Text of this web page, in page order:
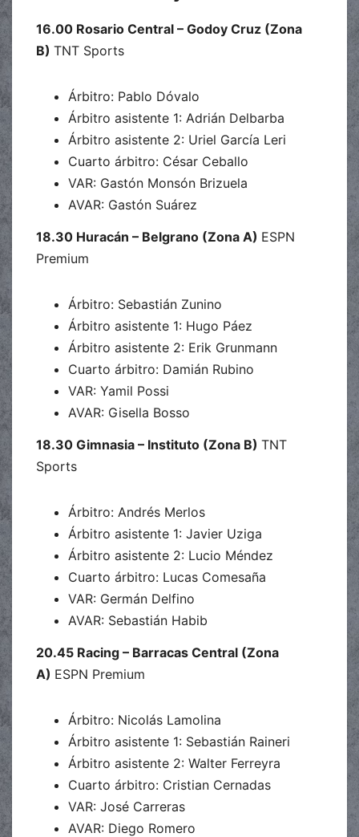
16.00 Rosario Central – Godoy Cruz (Zona
B) TNT Sports
Árbitro: Pablo Dóvalo
Árbitro asistente 1: Adrián Delbarba
Árbitro asistente 2: Uriel García Leri
Cuarto árbitro: César Ceballo
VAR: Gastón Monsón Brizuela
AVAR: Gastón Suárez
18.30 Huracán – Belgrano (Zona A) ESPN
Premium
Árbitro: Sebastián Zunino
Árbitro asistente 1: Hugo Páez
Árbitro asistente 2: Erik Grunmann
Cuarto árbitro: Damián Rubino
VAR: Yamil Possi
AVAR: Gisella Bosso
18.30 Gimnasia – Instituto (Zona B) TNT
Sports
Árbitro: Andrés Merlos
Árbitro asistente 1: Javier Uziga
Árbitro asistente 2: Lucio Méndez
Cuarto árbitro: Lucas Comesaña
VAR: Germán Delfino
AVAR: Sebastián Habib
20.45 Racing – Barracas Central (Zona
A) ESPN Premium
Árbitro: Nicolás Lamolina
Árbitro asistente 1: Sebastián Raineri
Árbitro asistente 2: Walter Ferreyra
Cuarto árbitro: Cristian Cernadas
VAR: José Carreras
AVAR: Diego Romero